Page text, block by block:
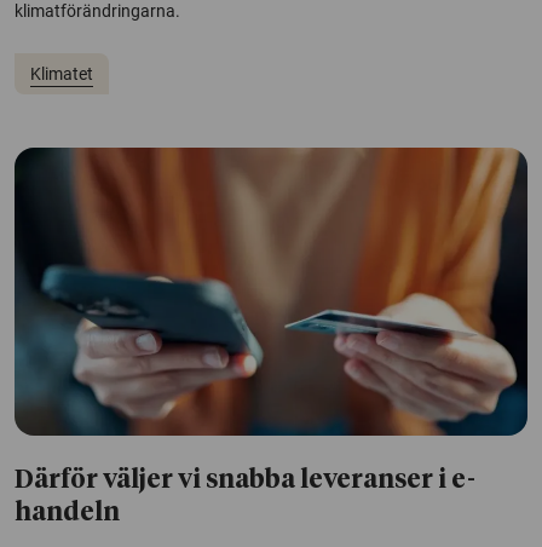
klimatförändringarna.
Klimatet
Därför väljer vi snabba leveranser i e-
handeln